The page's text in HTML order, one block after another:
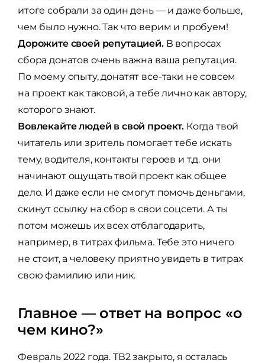
итоге собрали за один день — и даже больше,
чем было нужно. Так что верим и пробуем!
Дорожите своей репутацией. В вопросах
сбора донатов очень важна ваша репутация.
По моему опыту, донатят все-таки не совсем
на проект как таковой, а тебе лично как автору,
которого знают.
Вовлекайте людей в свой проект. Когда твой
читатель или зритель помогает тебе искать
тему, водителя, контакты героев и т.д. они
начинают ощущать твой проект как общее
дело. И даже если не смогут помочь деньгами,
скинут ссылку на сбор в свои соцсети. А ты
потом можешь их всех отблагодарить,
например, в титрах фильма. Тебе это ничего
не стоит, а человеку приятно увидеть в титрах
свою фамилию или ник.
Главное — ответ на вопрос «о
чем кино?»
Февраль 2022 года. ТВ2 закрыто, я осталась